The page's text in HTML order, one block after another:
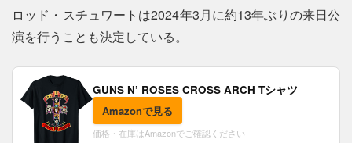
ロッド・スチュワートは2024年3月に約13年ぶりの来日公
演を行うことも決定している。
GUNS N’ ROSES CROSS ARCH Tシャツ
Amazonで見る
価格・在庫はAmazonでご確認ください